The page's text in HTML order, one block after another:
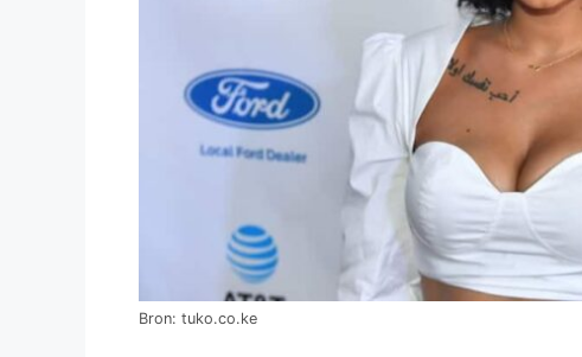
Bron: tuko.co.ke